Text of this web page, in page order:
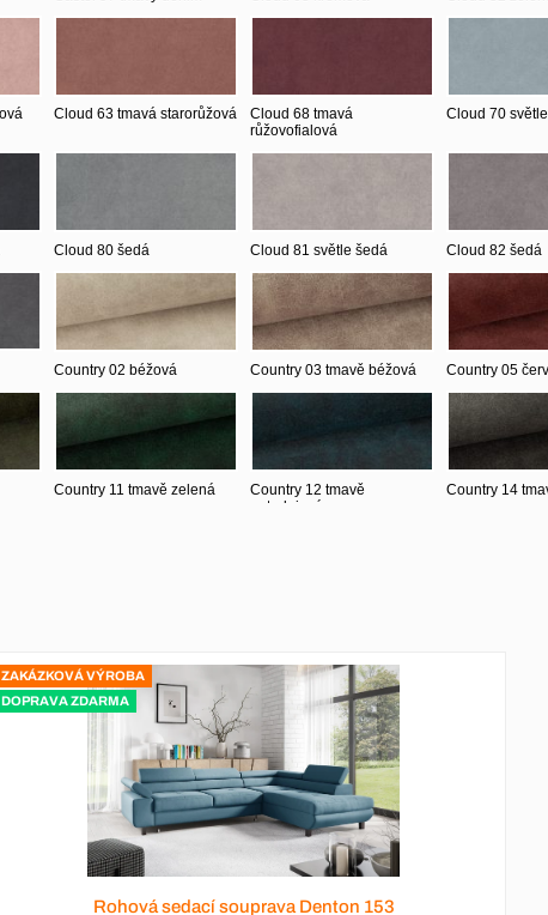
ZAKÁZKOVÁ VÝROBA
DOPRAVA ZDARMA
Rohová sedací souprava Denton 153